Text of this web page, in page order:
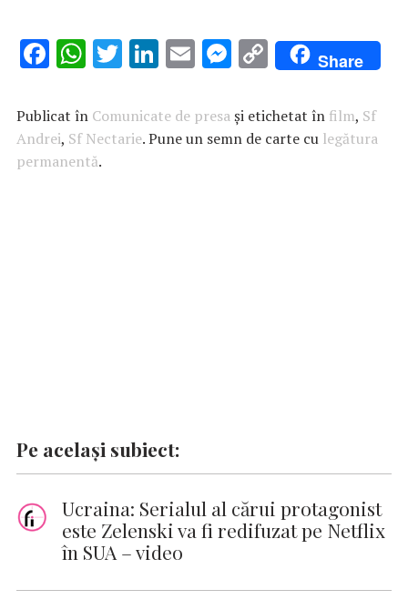
F
e
b
o
W
at
s
A
T
it
te
Li
k
e
E
ai
l
M
se
n
C
o
p
y
Share
Publicat în Comunicate de presași etichetat în film, Sf
Andrei, Sf Nectarie. Pune un semn de carte cu legătura
permanentă.
Pe același subiect:
Ucraina: Serialul al cărui protagonist
este Zelenski va fi redifuzat pe Netflix
în SUA – video